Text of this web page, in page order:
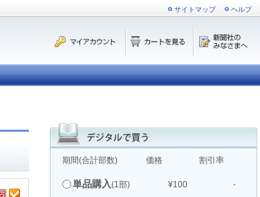
サイトマップ ヘルプ
期間(合計部数) 価格 割引率
単品購入(1部) ¥100 -